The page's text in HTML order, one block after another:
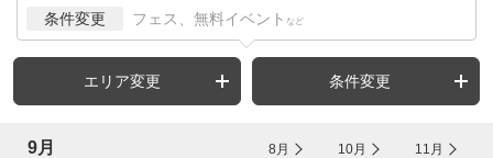
条件変更 フェス、無料イベント など
エリア変更 条件変更
9月 8月 10月 11月